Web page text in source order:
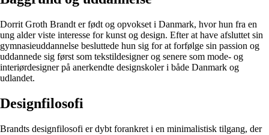
Dorrit Groth Brandt er født og opvokset i Danmark, hvor hun fra en
ung alder viste interesse for kunst og design. Efter at have afsluttet sin
gymnasieuddannelse besluttede hun sig for at forfølge sin passion og
uddannede sig først som tekstildesigner og senere som mode- og
interiørdesigner på anerkendte designskoler i både Danmark og
udlandet.
Designfilosofi
Brandts designfilosofi er dybt forankret i en minimalistisk tilgang, der